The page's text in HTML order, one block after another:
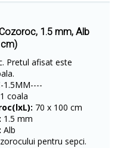
1.5 mm, Alb
Pretul afisat este
1.5MM----
1 coala
70 x 100 cm
1.5 mm
Alb
pentru sepci.